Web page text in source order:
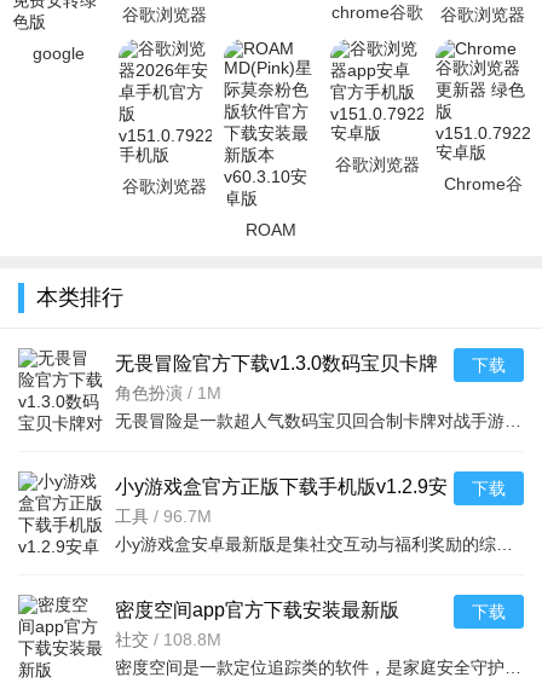
google
谷歌浏览器
下载安装(手
机安卓版)官
方下载20
chrome谷歌
浏览器下载
手机版安卓
2026最新版
谷歌浏览器
手机版下载
2026最新版
v151.0.792
谷歌浏览器
ROAM
谷歌浏览器
Chrome谷
本类排行
无畏冒险官方下载v1.3.0数码宝贝卡牌
对战手游
角色扮演 / 1M
下载
小y游戏盒官方正版下载手机版v1.2.9安
卓免费版
工具 / 96.7M
下载
密度空间app官方下载安装最新版
2025v2.5.15安卓版
社交 / 108.8M
下载